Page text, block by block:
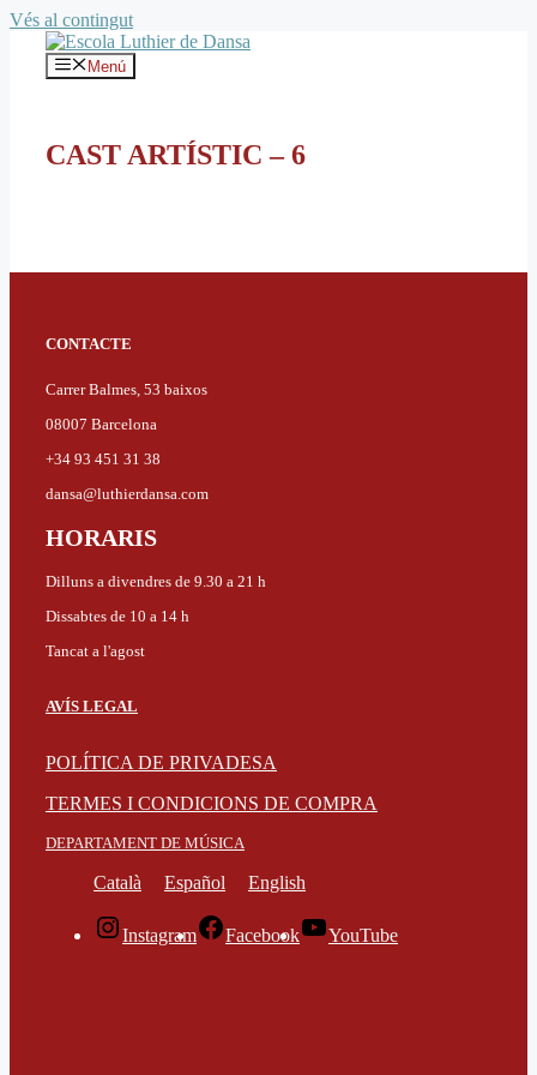
Vés al contingut
Menú
CAST ARTÍSTIC – 6
CONTACTE
Carrer Balmes, 53 baixos
08007 Barcelona
+34 93 451 31 38
dansa@luthierdansa.com
HORARIS
Dilluns a divendres de 9.30 a 21 h
Dissabtes de 10 a 14 h
Tancat a l'agost
AVÍS LEGAL
POLÍTICA DE PRIVADESA
TERMES I CONDICIONS DE COMPRA
DEPARTAMENT DE MÚSICA
Català Español English
Instagram Facebook YouTube